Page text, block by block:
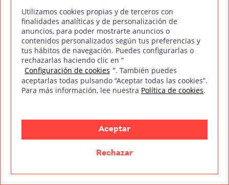
Conclusión: Domina el arte del
suspense con el arma de Chéjov
En este artículo has descubierto una de las
herramientas más poderosas en el arsenal de un
guionista: el arma de Chéjov. Esta técnica, cuando
la domines, puede transformar tus historias y
Resumen de los puntos clave:
El origen de este concepto se remonta al gran
Antón Chéjov.
Utilizamos cookies propias y de terceros con
finalidades analíticas y de personalización de
anuncios, para poder mostrarte anuncios o
contenidos personalizados según tus preferencias y
tus hábitos de navegación. Puedes configurarlas o
rechazarlas haciendo clic en “
Configuración de cookies ”. También puedes
aceptarlas todas pulsando “Aceptar todas las cookies”.
Para más información, lee nuestra Política de cookies.
Aceptar
Rechazar